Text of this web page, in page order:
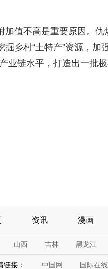
加值不高是重要原因。
乡村“土特产”资源，
业链水平，打造出一批
资讯 漫画
山西 吉林 黑龙江
接： 中国网 国际在线